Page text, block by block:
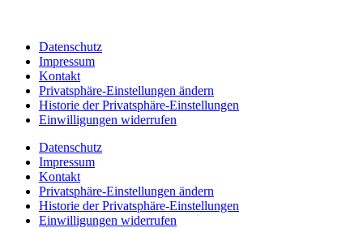
Datenschutz
Impressum
Kontakt
Privatsphäre-Einstellungen ändern
Historie der Privatsphäre-Einstellungen
Einwilligungen widerrufen
Datenschutz
Impressum
Kontakt
Privatsphäre-Einstellungen ändern
Historie der Privatsphäre-Einstellungen
Einwilligungen widerrufen